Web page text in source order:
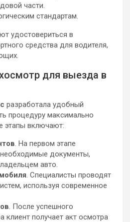
части.
стандартам.
удостовериться в
средства для водителя,
для выезда в
разработала удобный
процедуру максимально
этапы включают:
. На первом этапе
документы,
авто.
. Специалисты проводят
используя современное
. После успешного
клиент получает акт осмотра